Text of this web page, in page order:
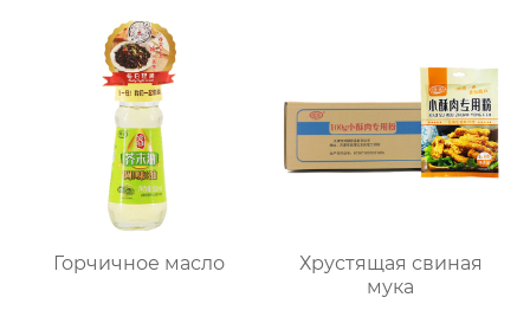
Горчичное масло
Хрустящая свиная
мука